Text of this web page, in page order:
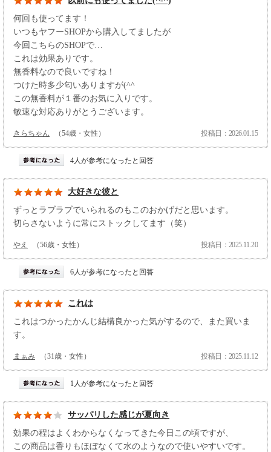
何回も使ってます！
いつもヤフーSHOPから購入してましたが
今回こちらのSHOPで…
これは効果ありです。
無香料なので良いですね！
つけた時多少匂いありますが(^^ゞ
この無香料が１番のお気に入りです。
敏速な対応ありがとうございます。
きらちゃん （54歳・女性） 投稿日：2026.01.15
4人が参考になったと回答
大好きな彼と
ずっとラブラブでいられるのもこのおかげだと思います。
切らさないように常にストックしてます（笑）
やえ （56歳・女性） 投稿日：2025.11.20
6人が参考になったと回答
これは
これはつかったかんじ結構良かった気がするので、また買いま
す。
まぁみ （31歳・女性） 投稿日：2025.11.12
1人が参考になったと回答
サッパリした感じが夏向き
効果の程はよくわからなくなってきた今日この頃ですが、
この商品は香りもほぼなくて水のようなので使いやすいです。